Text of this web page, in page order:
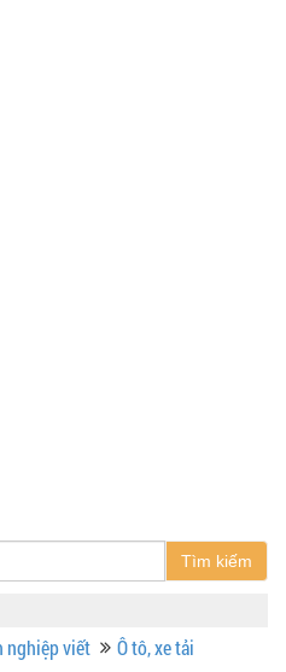
Tìm kiếm
nghiệp viết Ô tô, xe tải